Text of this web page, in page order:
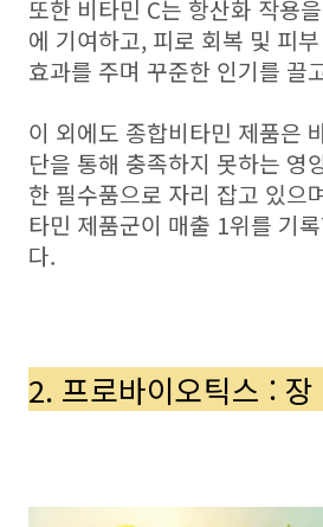
또한 비타민 C는 항산화 작용
에 기여하고, 피로 회복 및 피
효과를 주며 꾸준한 인기를 끌
이 외에도 종합비타민 제품은
단을 통해 충족하지 못하는 영
한 필수품으로 자리 잡고 있으
타민 제품군이 매출 1위를 기
다.
2. 프로바이오틱스 : 장